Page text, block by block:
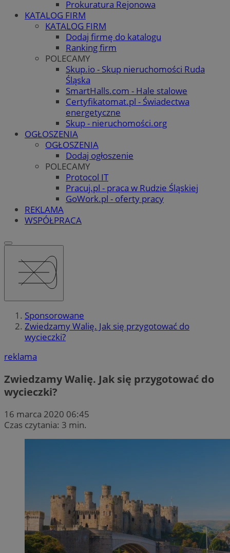
Prokuratura Rejonowa
KATALOG FIRM
KATALOG FIRM
Dodaj firmę do katalogu
Ranking firm
POLECAMY
Skup.io - Skup nieruchomości Ruda
Śląska
SmartHalls.com - Hale stalowe
Certyfikatomat.pl - Świadectwa
energetyczne
Skup - nieruchomości.org
OGŁOSZENIA
OGŁOSZENIA
Dodaj ogłoszenie
POLECAMY
Protocol IT
Pracuj.pl - praca w Rudzie Śląskiej
GoWork.pl - oferty pracy
REKLAMA
WSPÓŁPRACA
Sponsorowane
Zwiedzamy Walię. Jak się przygotować do
wycieczki?
reklama
Zwiedzamy Walię. Jak się przygotować do
wycieczki?
16 marca 2020 06:45
Czas czytania: 3 min.